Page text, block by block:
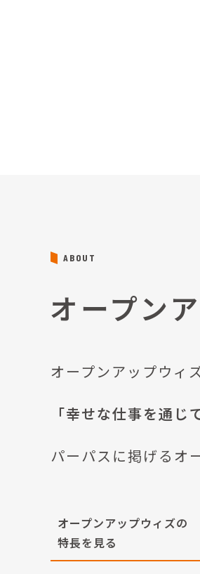
ABOUT
オープン
オープンアップウィズ
「幸せな仕事を通じ
パーパスに掲げるオ
オープンアップウィズの
特長を見る